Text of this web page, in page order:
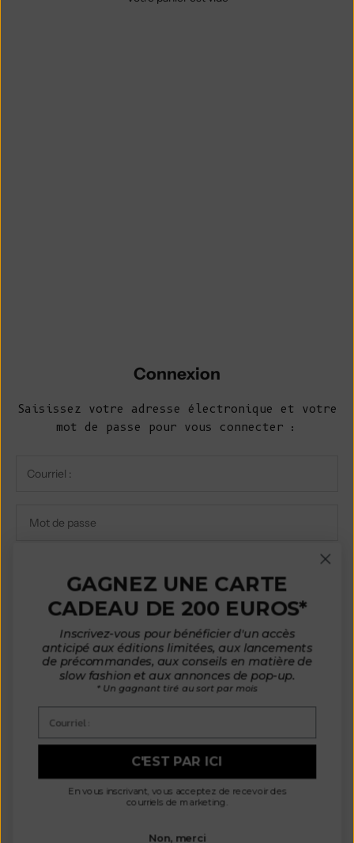
Connexion
Saisissez votre adresse électronique et votre
mot de passe pour vous connecter :
CONNEXION
Vous n'avez pas de compte ?S'inscrire
GAGNEZ UNE CARTE
CADEAU DE 200 EUROS*
Inscrivez-vous pour bénéficier d'un accès
anticipé aux éditions limitées, aux lancements
de précommandes, aux conseils en matière de
slow fashion et aux annonces de pop-up.
* Un gagnant tiré au sort par mois
C'EST PAR ICI
En vous inscrivant, vous acceptez de recevoir des
courriels de marketing.
Non, merci